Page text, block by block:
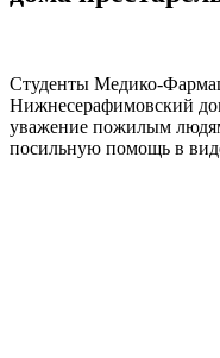
Студенты Медико-
Нижнесерафимовский
уважение пожилым
посильную помощь в